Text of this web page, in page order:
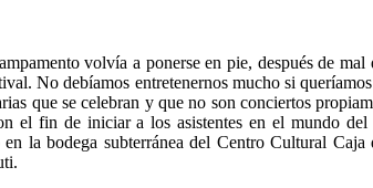
volvía a ponerse en pie, después de mal
No debíamos entretenernos mucho si
que se celebran y que no son conciertos
el fin de iniciar a los asistentes en el mundo
la bodega subterránea del Centro Cultural Caja